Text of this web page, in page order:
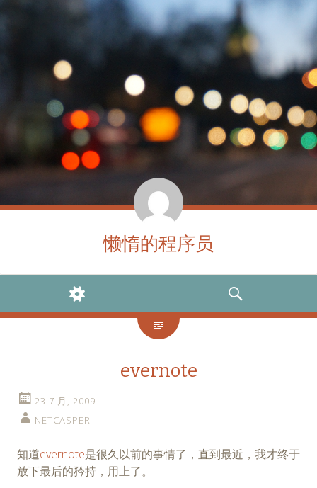
懒惰的程序员
WIDGETS
SEARCH
evernote
23 7 月, 2009
NETCASPER
知道evernote是很久以前的事情了，直到最近，我才终于
放下最后的矜持，用上了。